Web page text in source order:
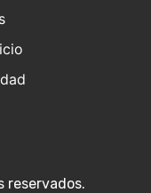
reservados.